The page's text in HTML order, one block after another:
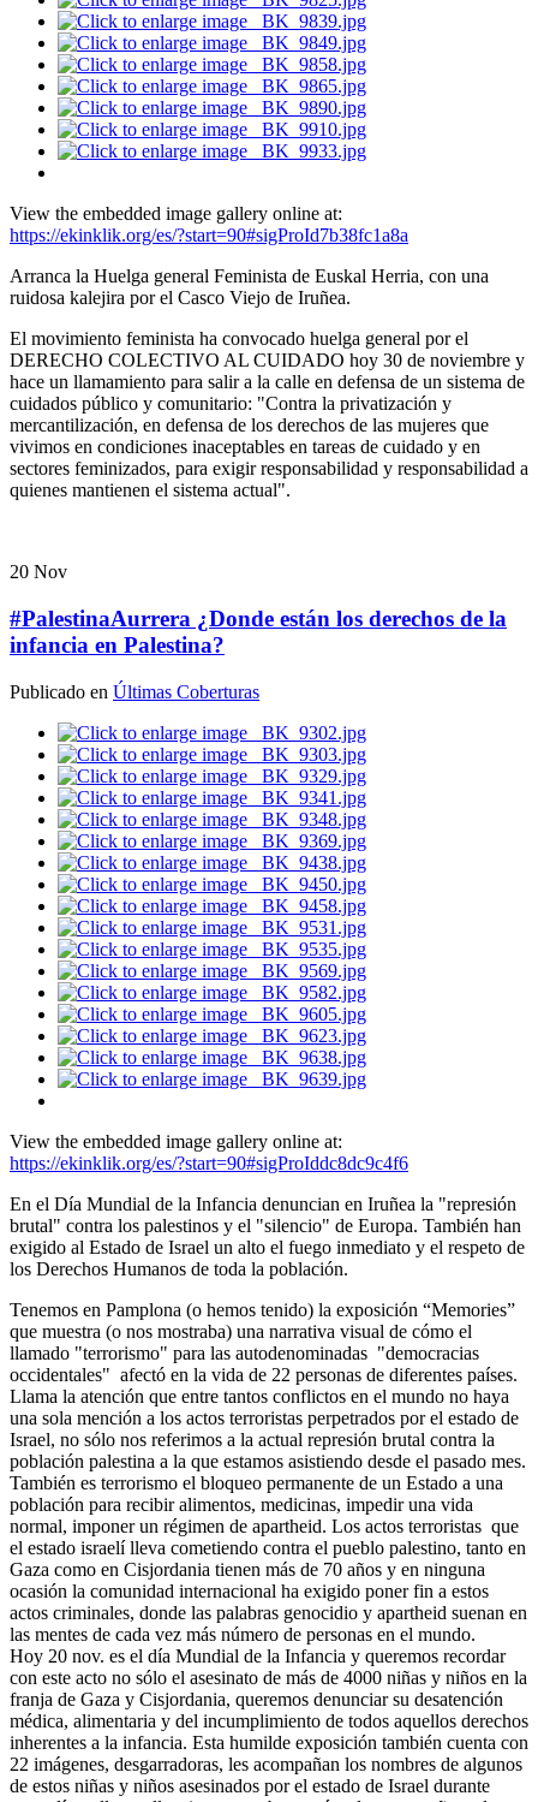
View the embedded image gallery online at:
https://ekinklik.org/es/?start=90#sigProId7b38fc1a8a
Arranca la Huelga general Feminista de Euskal Herria, con una
ruidosa kalejira por el Casco Viejo de Iruñea.
El movimiento feminista ha convocado huelga general por el
DERECHO COLECTIVO AL CUIDADO hoy 30 de noviembre y
hace un llamamiento para salir a la calle en defensa de un sistema de
cuidados público y comunitario: "Contra la privatización y
mercantilización, en defensa de los derechos de las mujeres que
vivimos en condiciones inaceptables en tareas de cuidado y en
sectores feminizados, para exigir responsabilidad y responsabilidad a
quienes mantienen el sistema actual".
20 Nov
#PalestinaAurrera ¿Donde están los derechos de la
infancia en Palestina?
Publicado en Últimas Coberturas
View the embedded image gallery online at:
https://ekinklik.org/es/?start=90#sigProIddc8dc9c4f6
En el Día Mundial de la Infancia denuncian en Iruñea la "represión
brutal" contra los palestinos y el "silencio" de Europa. También han
exigido al Estado de Israel un alto el fuego inmediato y el respeto de
los Derechos Humanos de toda la población.
Tenemos en Pamplona (o hemos tenido) la exposición “Memories”
que muestra (o nos mostraba) una narrativa visual de cómo el
llamado "terrorismo" para las autodenominadas "democracias
occidentales" afectó en la vida de 22 personas de diferentes países.
Llama la atención que entre tantos conflictos en el mundo no haya
una sola mención a los actos terroristas perpetrados por el estado de
Israel, no sólo nos referimos a la actual represión brutal contra la
población palestina a la que estamos asistiendo desde el pasado mes.
También es terrorismo el bloqueo permanente de un Estado a una
población para recibir alimentos, medicinas, impedir una vida
normal, imponer un régimen de apartheid. Los actos terroristas que
el estado israelí lleva cometiendo contra el pueblo palestino, tanto en
Gaza como en Cisjordania tienen más de 70 años y en ninguna
ocasión la comunidad internacional ha exigido poner fin a estos
actos criminales, donde las palabras genocidio y apartheid suenan en
las mentes de cada vez más número de personas en el mundo.
Hoy 20 nov. es el día Mundial de la Infancia y queremos recordar
con este acto no sólo el asesinato de más de 4000 niñas y niños en la
franja de Gaza y Cisjordania, queremos denunciar su desatención
médica, alimentaria y del incumplimiento de todos aquellos derechos
inherentes a la infancia. Esta humilde exposición también cuenta con
22 imágenes, desgarradoras, les acompañan los nombres de algunos
de estos niñas y niños asesinados por el estado de Israel durante